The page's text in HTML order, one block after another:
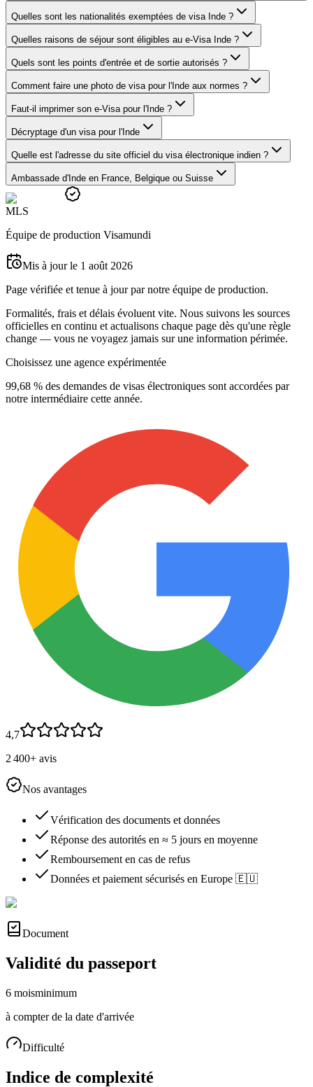
Quelles sont les nationalités exemptées de visa Inde ?
Quelles raisons de séjour sont éligibles au e-Visa Inde ?
Quels sont les points d'entrée et de sortie autorisés ?
Comment faire une photo de visa pour l'Inde aux normes ?
Faut-il imprimer son e-Visa pour l'Inde ?
Décryptage d'un visa pour l'Inde
Quelle est l'adresse du site officiel du visa électronique indien ?
Ambassade d'Inde en France, Belgique ou Suisse
MLS
Équipe de production Visamundi
Mis à jour le 1 août 2026
Page vérifiée et tenue à jour par notre équipe de production.
Formalités, frais et délais évoluent vite. Nous suivons les sources
officielles en continu et actualisons chaque page dès qu'une règle
change — vous ne voyagez jamais sur une information périmée.
Choisissez une agence expérimentée
99,68 % des demandes de visas électroniques sont accordées par
notre intermédiaire cette année.
4,7
2 400+ avis
Nos avantages
Vérification des documents et données
Réponse des autorités en ≈ 5 jours en moyenne
Remboursement en cas de refus
Données et paiement sécurisés en Europe 🇪🇺
Document
Validité du passeport
6 moisminimum
à compter de la date d'arrivée
Difficulté
Indice de complexité